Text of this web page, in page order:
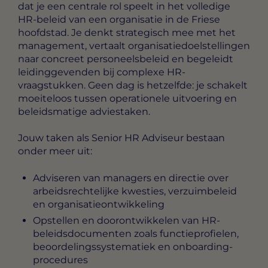
dat je een centrale rol speelt in het volledige
HR-beleid van een organisatie in de Friese
hoofdstad. Je denkt strategisch mee met het
management, vertaalt organisatiedoelstellingen
naar concreet personeelsbeleid en begeleidt
leidinggevenden bij complexe HR-
vraagstukken. Geen dag is hetzelfde: je schakelt
moeiteloos tussen operationele uitvoering en
beleidsmatige adviestaken.
Jouw taken als Senior HR Adviseur bestaan
onder meer uit:
Adviseren van managers en directie over
arbeidsrechtelijke kwesties, verzuimbeleid
en organisatieontwikkeling
Opstellen en doorontwikkelen van HR-
beleidsdocumenten zoals functieprofielen,
beoordelingssystematiek en onboarding-
procedures